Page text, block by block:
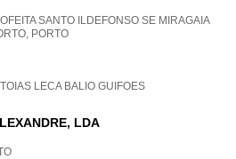
SANTO ILDEFONSO SE MIRAGAIA
PORTO
LECA BALIO GUIFOES
LDA